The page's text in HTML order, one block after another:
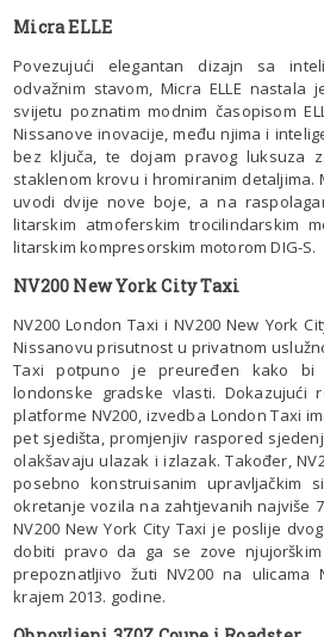
Micra ELLE
Povezujući elegantan dizajn sa
odvažnim stavom, Micra ELLE
svijetu poznatim modnim časopisom
Nissanove inovacije, među njima i
bez ključa, te dojam pravog luksuza
staklenom krovu i hromiranim detaljima.
uvodi dvije nove boje, a na
litarskim atmoferskim trocilindarskim
litarskim kompresorskim motorom DIG-S.
NV200 New York City Taxi
NV200 London Taxi i NV200 New York
Nissanovu prisutnost u privatnom
Taxi potpuno je preuređen kako bi
londonske gradske vlasti. Dokazujući
platforme NV200, izvedba London Taxi
pet sjedišta, promjenjiv raspored
olakšavaju ulazak i izlazak. Također,
posebno konstruisanim upravljačkim
okretanje vozila na zahtjevanih najviše
NV200 New York City Taxi je poslije
dobiti pravo da ga se zove njujorškim
prepoznatljivo žuti NV200 na
krajem 2013. godine.